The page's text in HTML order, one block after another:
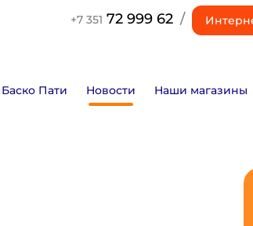
+7 351 72 999 62 /
Пати Новости Наши магазины